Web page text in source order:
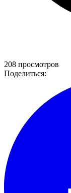
208 просмотров
Поделиться: